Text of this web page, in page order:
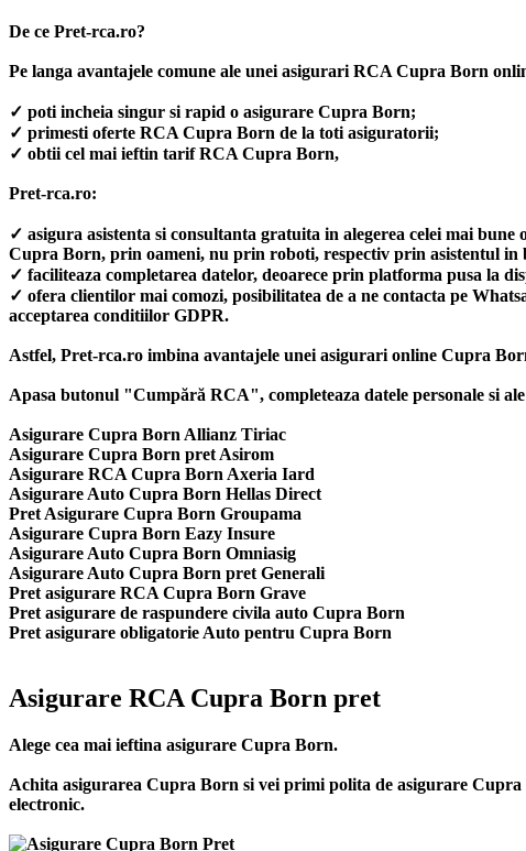
De ce Pret-rca.ro?
Pe langa avantajele comune ale unei asigurari RCA Cupra Born
✓ poti incheia singur si rapid o asigurare Cupra Born;
✓ primesti oferte RCA Cupra Born de la toti asiguratorii;
✓ obtii cel mai ieftin tarif RCA Cupra Born,
Pret-rca.ro:
✓ asigura asistenta si consultanta gratuita in alegerea celei mai
Cupra Born, prin oameni, nu prin roboti, respectiv prin asistentul
✓ faciliteaza completarea datelor, deoarece prin platforma pusa la
✓ ofera clientilor mai comozi, posibilitatea de a ne contacta pe
acceptarea conditiilor GDPR.
Astfel, Pret-rca.ro imbina avantajele unei asigurari online Cupra
Apasa butonul "Cumpără RCA", completeaza datele personale si
Asigurare Cupra Born Allianz Tiriac
Asigurare Cupra Born pret Asirom
Asigurare RCA Cupra Born Axeria Iard
Asigurare Auto Cupra Born Hellas Direct
Pret Asigurare Cupra Born Groupama
Asigurare Cupra Born Eazy Insure
Asigurare Auto Cupra Born Omniasig
Asigurare Auto Cupra Born pret Generali
Pret asigurare RCA Cupra Born Grave
Pret asigurare de raspundere civila auto Cupra Born
Pret asigurare obligatorie Auto pentru Cupra Born
Asigurare RCA Cupra Born pret
Alege cea mai ieftina asigurare Cupra Born.
Achita asigurarea Cupra Born si vei primi polita de asigurare Cupra
electronic.